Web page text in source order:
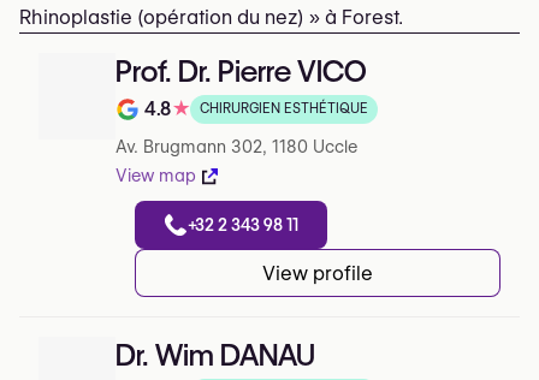
Rhinoplastie (opération du nez) » à Forest.
Prof. Dr. Pierre VICO
Note de 4.8 sur 5 sur Google
4.8★ CHIRURGIEN ESTHÉTIQUE
Av. Brugmann 302, 1180 Uccle
View map
+32 2 343 98 11
View profile
Dr. Wim DANAU